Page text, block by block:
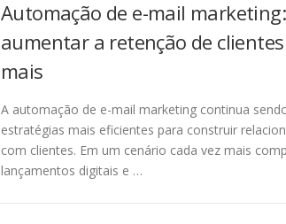
Automação de e-mail
aumentar a retenção de
mais
A automação de e-mail marketing continua
estratégias mais eficientes para construir
com clientes. Em um cenário cada vez mais
lançamentos digitais e …